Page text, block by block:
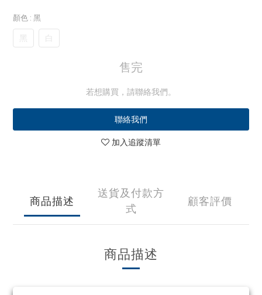
顏色 : 黑
黑 白
售完
若想購買，請聯絡我們。
聯絡我們
加入追蹤清單
商品描述
送貨及付款方
式
顧客評價
商品描述